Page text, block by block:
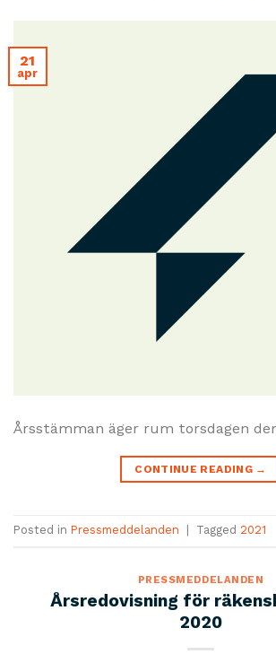
21
apr
Årsstämman äger rum torsdagen
CONTINUE READING →
Posted in Pressmeddelanden Tagged 2021
PRESSMEDDELANDEN
Årsredovisning för
2020